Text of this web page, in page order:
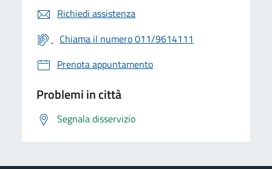
Richiedi assistenza
Chiama il numero 011/9614111
Prenota appuntamento
Problemi in città
Segnala disservizio